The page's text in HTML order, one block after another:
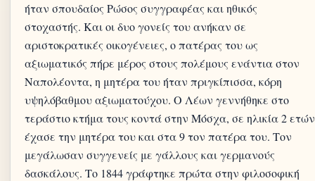
ήταν σπουδαίος Ρώσος συγγραφέας και ηθικός
στοχαστής. Και οι δυο γονείς του ανήκαν σε
αριστοκρατικές οικογένειες, ο πατέρας του ως
αξιωματικός πήρε μέρος στους πολέμους ενάντια στον
Ναπολέοντα, η μητέρα του ήταν πριγκίπισσα, κόρη
υψηλόβαθμου αξιωματούχου. Ο Λέων γεννήθηκε στο
τεράστιο κτήμα τους κοντά στην Μόσχα, σε ηλικία 2 ετών
έχασε την μητέρα του και στα 9 τον πατέρα του. Τον
μεγάλωσαν συγγενείς με γάλλους και γερμανούς
δασκάλους. Το 1844 γράφτηκε πρώτα στην φιλοσοφική